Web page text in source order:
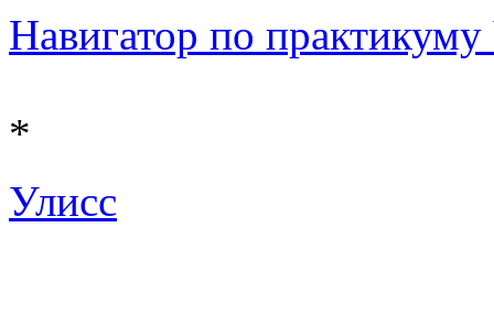
Навигатор по
*
Улисс